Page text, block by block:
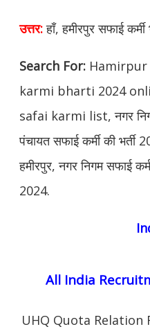
उत्तर:हाँ, हमीरपुर सफाई
Search For: Hamirpur
karmi bharti 2024
safai karmi list, नगर निगम
पंचायत सफाई कर्मी की भर्ती
हमीरपुर, नगर निगम सफाई
2024.
All India
UHQ Quota Relation